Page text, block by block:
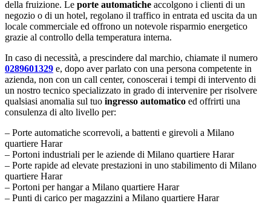
della fruizione. Le porte automatiche accolgono i clienti di un
negozio o di un hotel, regolano il traffico in entrata ed uscita da un
locale commerciale ed offrono un notevole risparmio energetico
grazie al controllo della temperatura interna.
In caso di necessità, a prescindere dal marchio, chiamate il numero
0289601329 e, dopo aver parlato con una persona competente in
azienda, non con un call center, conoscerai i tempi di intervento di
un nostro tecnico specializzato in grado di intervenire per risolvere
qualsiasi anomalia sul tuo ingresso automatico ed offrirti una
consulenza di alto livello per:
– Porte automatiche scorrevoli, a battenti e girevoli a Milano
quartiere Harar
– Portoni industriali per le aziende di Milano quartiere Harar
– Porte rapide ad elevate prestazioni in uno stabilimento di Milano
quartiere Harar
– Portoni per hangar a Milano quartiere Harar
– Punti di carico per magazzini a Milano quartiere Harar